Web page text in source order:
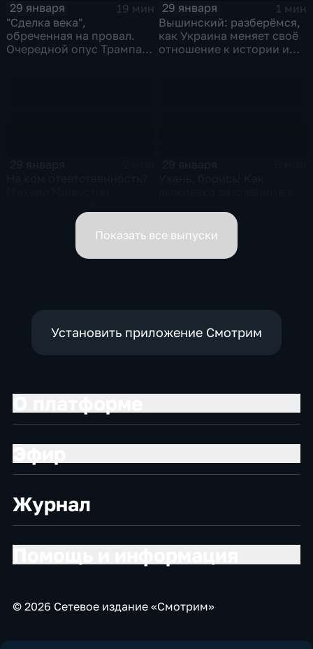
29 января
19 мин
"Сделка века",
обреченная на провал.
Очередной опус Трампа.
29 января
1 мин
Вышинский: разберёмся,
как Украина меняет своё
отношение к истории и
вице-премьеров
Показать все выпуски
Установить приложение Смотрим
Журнал
© 2026 Сетевое издание «Смотрим»